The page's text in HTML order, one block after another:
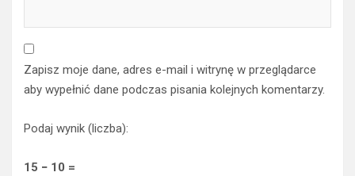
Zapisz moje dane, adres e-mail i witrynę w przeglądarce
aby wypełnić dane podczas pisania kolejnych komentarzy.
Podaj wynik (liczba):
15 − 10 =